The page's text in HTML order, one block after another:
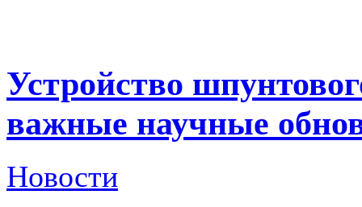
Устройство
важные научные
Новости